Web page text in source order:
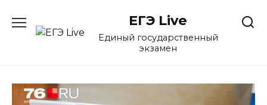
содержанию
ЕГЭ Live
Единый государственный
экзамен